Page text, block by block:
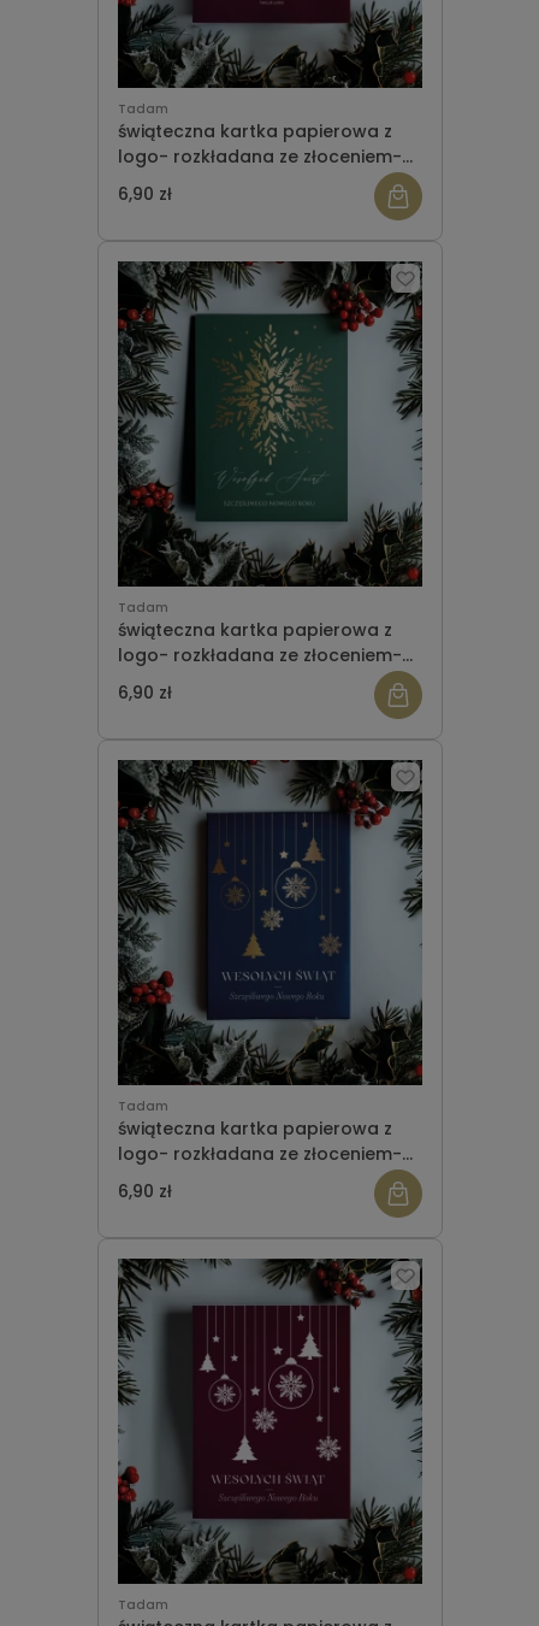
Tadam
świąteczna kartka papierowa z
logo- rozkładana ze złoceniem-
wzór 14
6,90 zł
Tadam
świąteczna kartka papierowa z
logo- rozkładana ze złoceniem-
wzór 16
6,90 zł
Tadam
świąteczna kartka papierowa z
logo- rozkładana ze złoceniem-
wzór 17
6,90 zł
Tadam